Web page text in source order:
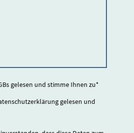
gelesen und stimme Ihnen zu*
gelesen und